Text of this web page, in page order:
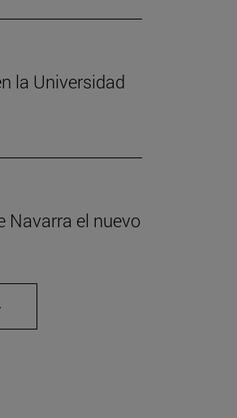
la Universidad
Navarra el nuevo
para desplazarse.